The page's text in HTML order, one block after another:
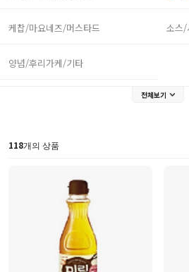
케찹/마요네즈/머스타드 소스/
양념/후리가케/기타
전체보기
118개의 상품